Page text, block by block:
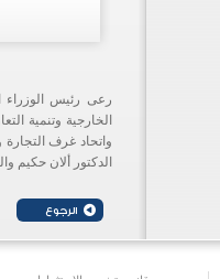
رعى رئيس الوزراء
الخارجية وتنمية
واتحاد غرف
الدكتور ألان حكيم